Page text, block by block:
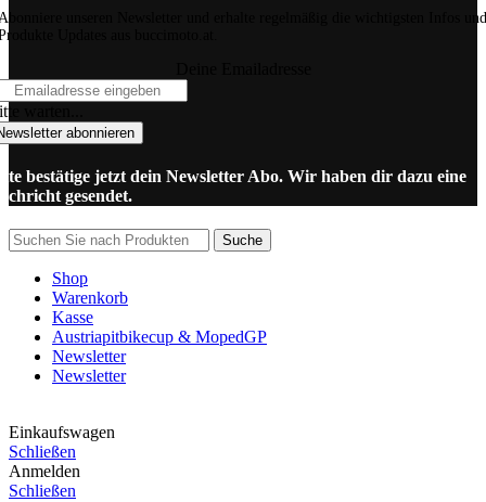
unseren Newsletter und erhalte regelmäßig die wichtigsten Infos und
Updates aus buccimoto.at.
warten...
abonnieren
bestätige jetzt dein Newsletter Abo. Wir haben dir dazu eine
gesendet.
Suche
Shop
Warenkorb
Kasse
Austriapitbikecup & MopedGP
Newsletter
Newsletter
Einkaufswagen
Schließen
Anmelden
Schließen